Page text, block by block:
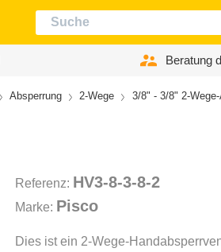
Beratung
Absperrung 2-Wege 3/8" - 3/8" 2-
Referenz: HV3-8-3-8-2
Marke: Pisco
Dies ist ein 2-Wege-